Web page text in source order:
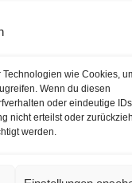
wie Cookies,
Wenn du diesen
oder eindeutige
nicht erteilst oder
werden.
für die